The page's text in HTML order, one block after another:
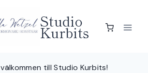
Studio
Kurbits
till Studio Kurbits!